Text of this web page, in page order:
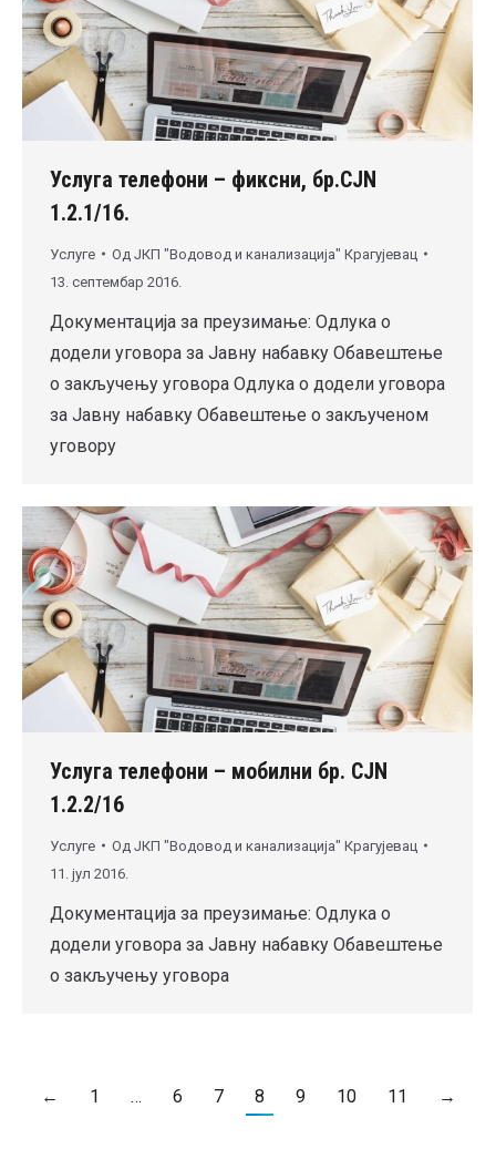
Услуга телефони – фиксни, бр.CJN
1.2.1/16.
Услуге Од ЈКП "Водовод и канализација" Крагујевац
13. септембар 2016.
Документација за преузимање: Одлука о
додели уговора за Јавну набавку Обавештење
о закључењу уговора Одлука о додели уговора
за Јавну набавку Обавештење о закљученом
уговору
Услуга телефони – мобилни бр. CJN
1.2.2/16
Услуге Од ЈКП "Водовод и канализација" Крагујевац
11. јул 2016.
Документација за преузимање: Одлука о
додели уговора за Јавну набавку Обавештење
о закључењу уговора
← 1 … 6 7 8 9 10 11 →